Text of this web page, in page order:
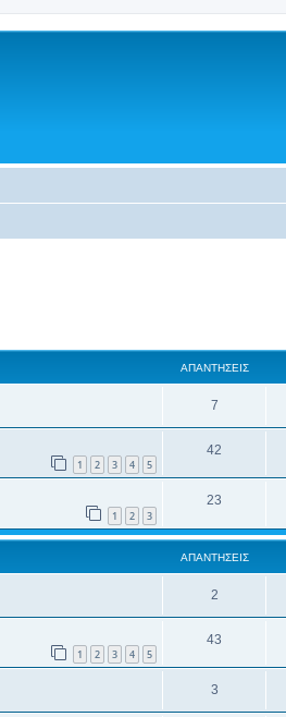
ΑΠΑΝΤΉΣΕΙΣ
7
1 2 3 4 5
42
1 2 3
23
ΑΠΑΝΤΉΣΕΙΣ
2
1 2 3 4 5
43
3